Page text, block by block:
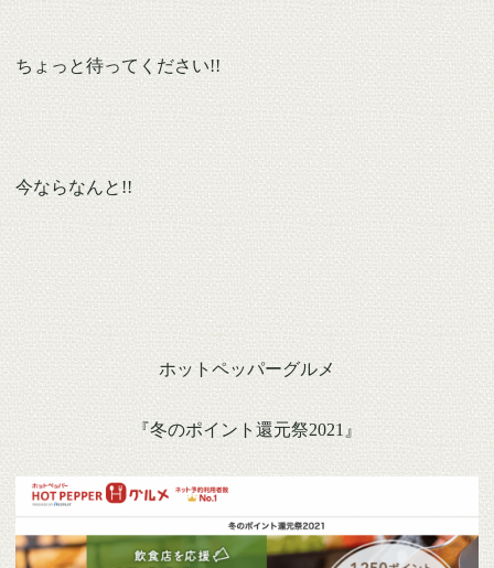
ちょっと待ってください!!
今ならなんと!!
ホットペッパーグルメ
『冬のポイント還元祭2021』